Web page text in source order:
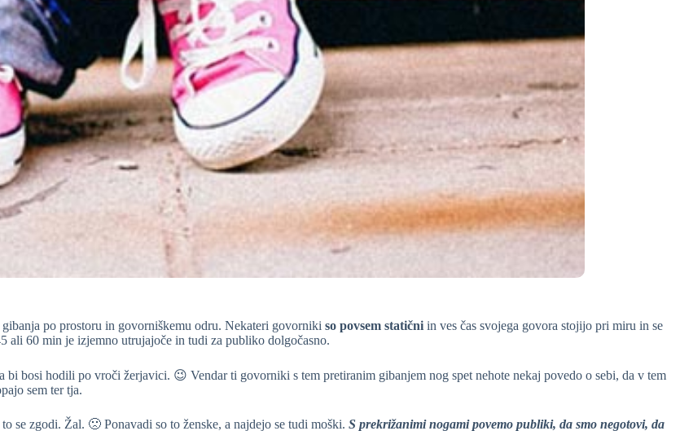
po prostoru in govorniškemu odru. Nekateri govorniki so povsem statični in ves čas svojega govora stojijo pri miru in se
ali 60 min je izjemno utrujajoče in tudi za publiko dolgočasno.
bosi hodili po vroči žerjavici. 😉 Vendar ti govorniki s tem pretiranim gibanjem nog spet nehote nekaj povedo o sebi, da v tem
sem ter tja.
se zgodi. Žal. 🙁 Ponavadi so to ženske, a najdejo se tudi moški. S prekrižanimi nogami povemo publiki, da smo negotovi, da